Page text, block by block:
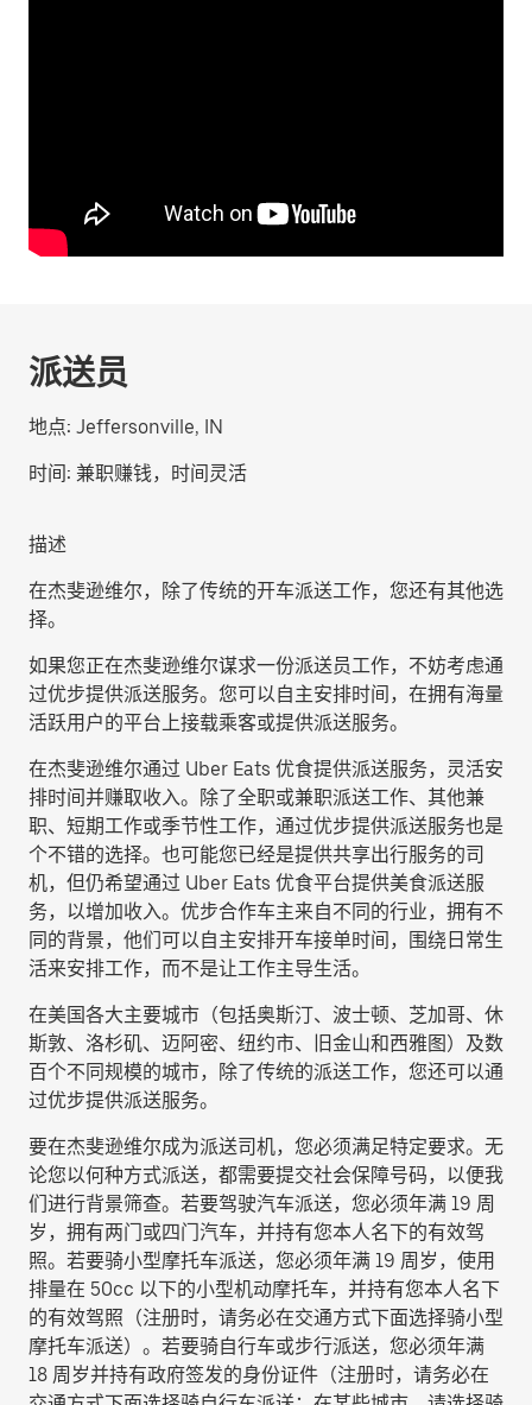
派送员
地点: Jeffersonville, IN
时间: 兼职赚钱，时间灵活
描述
在杰斐逊维尔，除了传统的开车派送工作，您还有其他选
择。
如果您正在杰斐逊维尔谋求一份派送员工作，不妨考虑通
过优步提供派送服务。您可以自主安排时间，在拥有海量
活跃用户的平台上接载乘客或提供派送服务。
在杰斐逊维尔通过 Uber Eats 优食提供派送服务，灵活安
排时间并赚取收入。除了全职或兼职派送工作、其他兼
职、短期工作或季节性工作，通过优步提供派送服务也是
个不错的选择。也可能您已经是提供共享出行服务的司
机，但仍希望通过 Uber Eats 优食平台提供美食派送服
务，以增加收入。优步合作车主来自不同的行业，拥有不
同的背景，他们可以自主安排开车接单时间，围绕日常生
活来安排工作，而不是让工作主导生活。
在美国各大主要城市（包括奥斯汀、波士顿、芝加哥、休
斯敦、洛杉矶、迈阿密、纽约市、旧金山和西雅图）及数
百个不同规模的城市，除了传统的派送工作，您还可以通
过优步提供派送服务。
要在杰斐逊维尔成为派送司机，您必须满足特定要求。无
论您以何种方式派送，都需要提交社会保障号码，以便我
们进行背景筛查。若要驾驶汽车派送，您必须年满 19 周
岁，拥有两门或四门汽车，并持有您本人名下的有效驾
照。若要骑小型摩托车派送，您必须年满 19 周岁，使用
排量在 50cc 以下的小型机动摩托车，并持有您本人名下
的有效驾照（注册时，请务必在交通方式下面选择骑小型
摩托车派送）。若要骑自行车或步行派送，您必须年满
18 周岁并持有政府签发的身份证件（注册时，请务必在